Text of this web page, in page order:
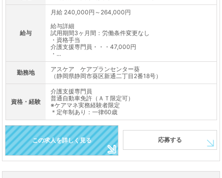
給与
月給 240,000円～264,000円
給与詳細
試用期間3ヶ月間：労働条件変更なし
・資格手当
介護支援専門員・・・47,000円
・...
勤務地
アスケア ケアプランセンター葵
（静岡県静岡市葵区新通二丁目2番18号）
資格・経験
介護支援専門員
普通自動車免許（ＡＴ限定可）
※ケアマネ実務経験者限定
＊定年制あり：一律60歳
この求人を詳しく見る 応募する